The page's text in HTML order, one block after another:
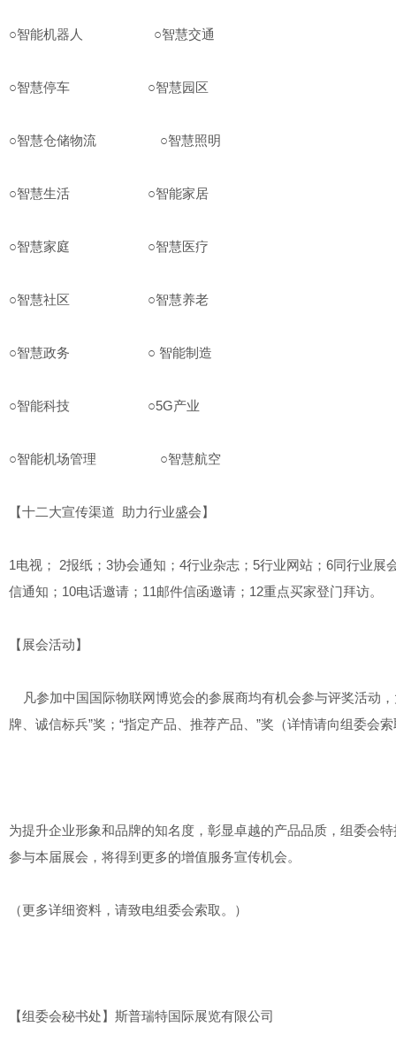
○智能机器人 ○智慧交通
○智慧停车 ○智慧园区
○智慧仓储物流 ○智慧照明
○智慧生活 ○智能家居
○智慧家庭 ○智慧医疗
○智慧社区 ○智慧养老
○智慧政务 ○ 智能制造
○智能科技 ○5G产业
○智能机场管理 ○智慧航空
【十二大宣传渠道 助力行业盛会】
1电视； 2报纸；3协会通知；4行业杂志；5行业网站；6同行业
信通知；10电话邀请；11邮件信函邀请；12重点买家登门拜访。
【展会活动】
凡参加中国国际物联网博览会的参展商均有机会参与评奖活动，
牌、诚信标兵”奖；“指定产品、推荐产品、”奖（详情请向组委会
为提升企业形象和品牌的知名度，彰显卓越的产品品质，组委会
参与本届展会，将得到更多的增值服务宣传机会。
（更多详细资料，请致电组委会索取。）
【组委会秘书处】斯普瑞特国际展览有限公司